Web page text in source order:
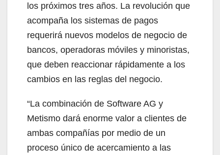
los próximos tres años. La revolución que
acompaña los sistemas de pagos
requerirá nuevos modelos de negocio de
bancos, operadoras móviles y minoristas,
que deben reaccionar rápidamente a los
cambios en las reglas del negocio.
“La combinación de Software AG y
Metismo dará enorme valor a clientes de
ambas compañías por medio de un
proceso único de acercamiento a las